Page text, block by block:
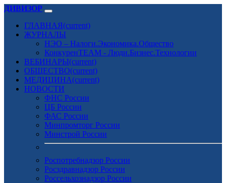
ДИВИЗОР
ГЛАВНАЯ(current)
ЖУРНАЛЫ
НЭО – Налоги.Экономика.Общество
КонкуренTEAM - Люди.Бизнес.Технологии
ВЕБИНАРЫ(current)
ОБЩЕСТВО(current)
МЕДИЦИНА(current)
НОВОСТИ
ФНС России
ЦБ России
ФАС России
Минпромторг России
Минстрой России
Роспотребнадзор России
Росздравнадзор России
Россельхознадзор России